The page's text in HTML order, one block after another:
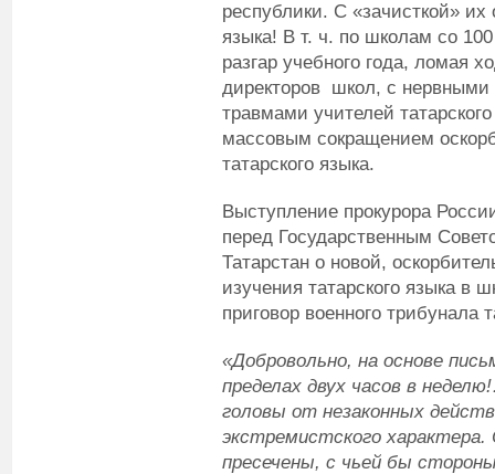
республики. С «зачисткой» их
языка! В т. ч. по школам со
разгар учебного года, ломая
директоров школ, с
травмами учителей
массовым сокращением
татарского языка.
Выступление прокурора
перед Государственным
Татарстан о новой,
изучения татарского языка в
приговор военного трибунала
«Добровольно, на основе
пределах двух часов в
головы от незаконных
экстремистского
пресечены, с чьей бы